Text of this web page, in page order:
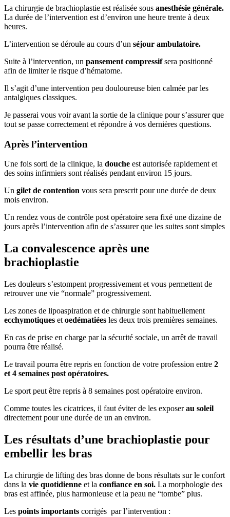
La chirurgie de brachioplastie est réalisée sous anesthésie générale.
La durée de l’intervention est d’environ une heure trente à deux
heures.
L’intervention se déroule au cours d’un séjour ambulatoire.
Suite à l’intervention, un pansement compressifsera positionné
afin de limiter le risque d’hématome.
Il s’agit d’une intervention peu douloureuse bien calmée par les
antalgiques classiques.
Je passerai vous voir avant la sortie de la clinique pour s’assurer que
tout se passe correctement et répondre à vos dernières questions.
Après l’intervention
Une fois sorti de la clinique, la douche est autorisée rapidement et
des soins infirmiers sont réalisés pendant environ 15 jours.
Un gilet de contention vous sera prescrit pour une durée de deux
mois environ.
Un rendez vous de contrôle post opératoire sera fixé une dizaine de
jours après l’intervention afin de s’assurer que les suites sont simples
La convalescence après une
brachioplastie
Les douleurs s’estompent progressivement et vous permettent de
retrouver une vie “normale” progressivement.
Les zones de lipoaspiration et de chirurgie sont habituellement
ecchymotiques et oedématiées les deux trois premières semaines.
En cas de prise en charge par la sécurité sociale, un arrêt de travail
pourra être réalisé.
Le travail pourra être repris en fonction de votre profession entre 2
et 4 semaines post opératoires.
Le sport peut être repris à 8 semaines post opératoire environ.
Comme toutes les cicatrices, il faut éviter de les exposerau soleil
directement pour une durée de un an environ.
Les résultats d’une brachioplastie pour
embellir les bras
La chirurgie de lifting des bras donne de bons résultats sur le confort
dans la vie quotidienne et la confiance en soi. La morphologie des
bras est affinée, plus harmonieuse et la peau ne “tombe” plus.
Les points importants corrigés par l’intervention :